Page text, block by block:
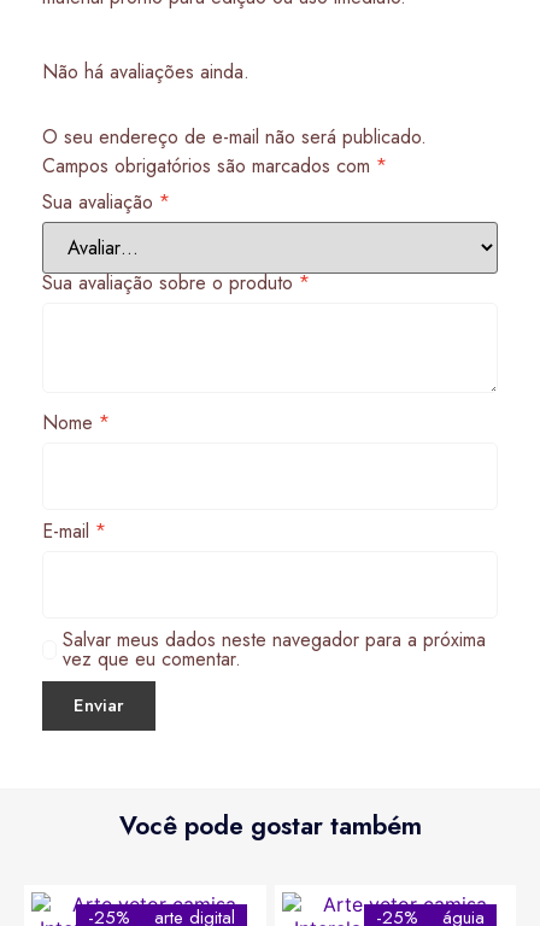
Não há avaliações ainda.
O seu endereço de e-mail não será publicado.
Campos obrigatórios são marcados com *
Sua avaliação *
Sua avaliação sobre o produto*
Nome *
E-mail *
Salvar meus dados neste navegador para a próxima
vez que eu comentar.
Você pode gostar também
-25% arte digital -25% águia